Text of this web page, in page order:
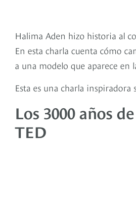
Halima Aden hizo historia al
En esta charla cuenta cómo
a una modelo que aparece en
Esta es una charla
Los 3000 años
TED